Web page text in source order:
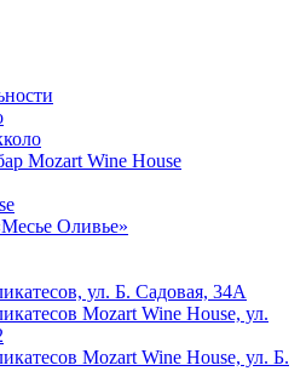
Mozart Wine House
Оливье»
ул. Б. Садовая, 34А
Mozart Wine House, ул.
Mozart Wine House, ул. Б.